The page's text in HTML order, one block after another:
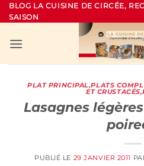
Passer
au
BLOG LA CUISINE DE CIRCÉE,
SAISON
PLAT PRINCIPAL,PLATS
ET CRUSTACÉS,
Lasagnes
PUBLIÉ LE 29 JANVIER 2011